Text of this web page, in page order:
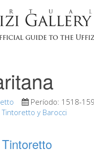
Período: 1518-
Tintoretto y Barocci